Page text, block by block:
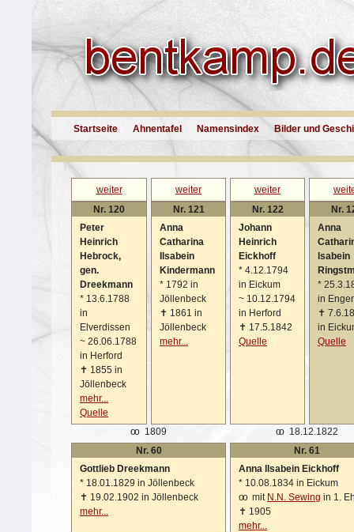
Startseite Ahnentafel Namensindex Bilder und
weiter weiter weiter
Nr. 120
Peter
Heinrich
Hebrock,
gen.
Dreekmann
* 13.6.1788
in
Elverdissen
~ 26.06.1788
in Herford
✝ 1855 in
Jöllenbeck
mehr...
Quelle
Nr. 121
Anna
Catharina
Ilsabein
Kindermann
* 1792 in
Jöllenbeck
✝ 1861 in
Jöllenbeck
mehr...
Nr. 122
Johann
Heinrich
Eickhoff
* 4.12.1794
in Eickum
~ 10.12.1794
in Herford
✝ 17.5.1842
Quelle
Nr.
Anna
lsabein
*
in Enger
✝
in
Quelle
oo 1809 oo
18.12.1822
Nr. 60
Gottlieb Dreekmann
* 18.01.1829 in Jöllenbeck
✝ 19.02.1902 in Jöllenbeck
mehr...
Nr. 61
Anna Ilsabein Eickhoff
* 10.08.1834 in Eickum
oo mit N.N. Sewing in 1.
✝ 1905
mehr...